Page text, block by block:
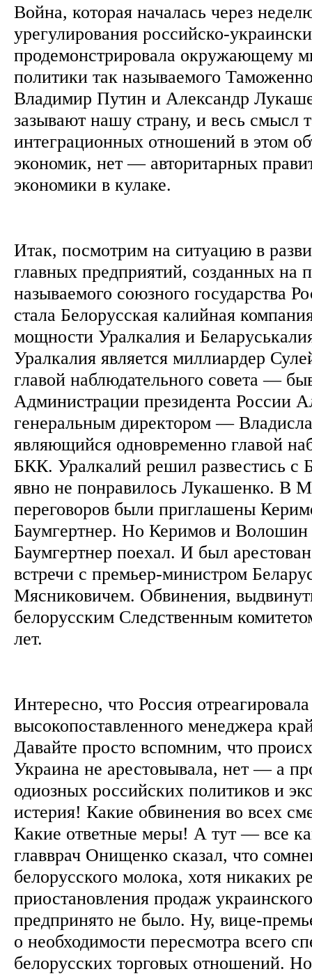
Война, которая началась через
урегулирования российско-
продемонстрировала окружающему
политики так называемого
Владимир Путин и Александр
зазывают нашу страну, и весь смысл
интеграционных отношений в этом
экономик, нет — авторитарных
экономики в кулаке.
Итак, посмотрим на ситуацию в
главных предприятий, созданных на
называемого союзного государства
стала Белорусская калийная
мощности Уралкалия и
Уралкалия является миллиардер
главой наблюдательного совета —
Администрации президента России
генеральным директором —
являющийся одновременно главой
БКК. Уралкалий решил развестись с
явно не понравилось Лукашенко. В
переговоров были приглашены
Баумгертнер. Но Керимов и Волошин
Баумгертнер поехал. И был
встречи с премьер-министром
Мясниковичем. Обвинения,
белорусским Следственным
лет.
Интересно, что Россия
высокопоставленного менеджера
Давайте просто вспомним, что
Украина не арестовывала, нет — а
одиозных российских политиков и
истерия! Какие обвинения во всех
Какие ответные меры! А тут — все
главврач Онищенко сказал, что
белорусского молока, хотя никаких
приостановления продаж
предпринято не было. Ну, вице-
о необходимости пересмотра всего
белорусских торговых отношений.